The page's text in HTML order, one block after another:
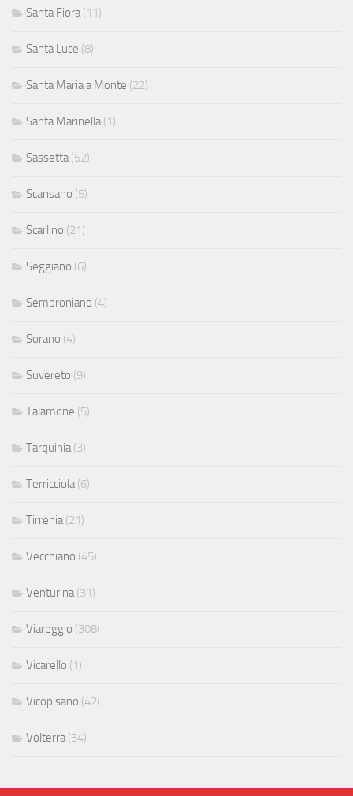
Santa Fiora (11)
Santa Luce (8)
Santa Maria a Monte (22)
Santa Marinella (1)
Sassetta (52)
Scansano (5)
Scarlino (21)
Seggiano (6)
Semproniano (4)
Sorano (4)
Suvereto (9)
Talamone (5)
Tarquinia (3)
Terricciola (6)
Tirrenia (21)
Vecchiano (45)
Venturina (31)
Viareggio (308)
Vicarello (1)
Vicopisano (42)
Volterra (34)